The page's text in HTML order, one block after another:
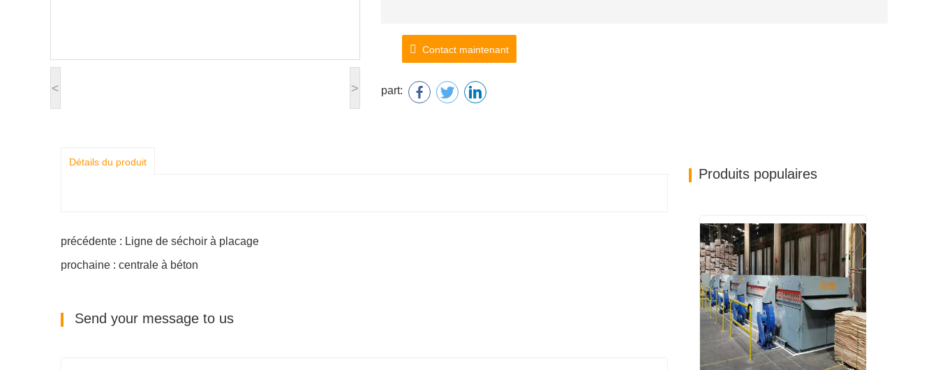
< >
Contact maintenant
part:
Détails du produit
précédente : Ligne de séchoir à placage
prochaine : centrale à béton
Send your message to us
Produits populaires